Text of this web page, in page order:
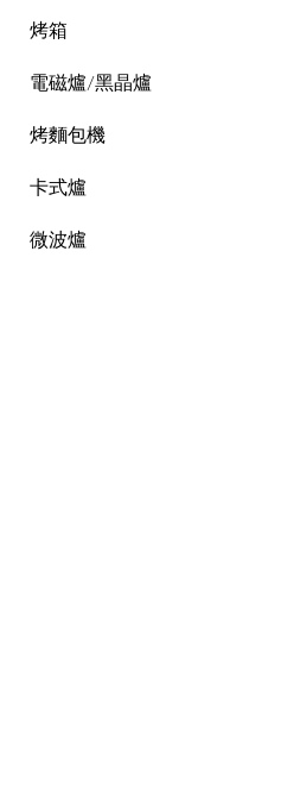
烤箱
電磁爐/黑晶爐
烤麵包機
卡式爐
微波爐